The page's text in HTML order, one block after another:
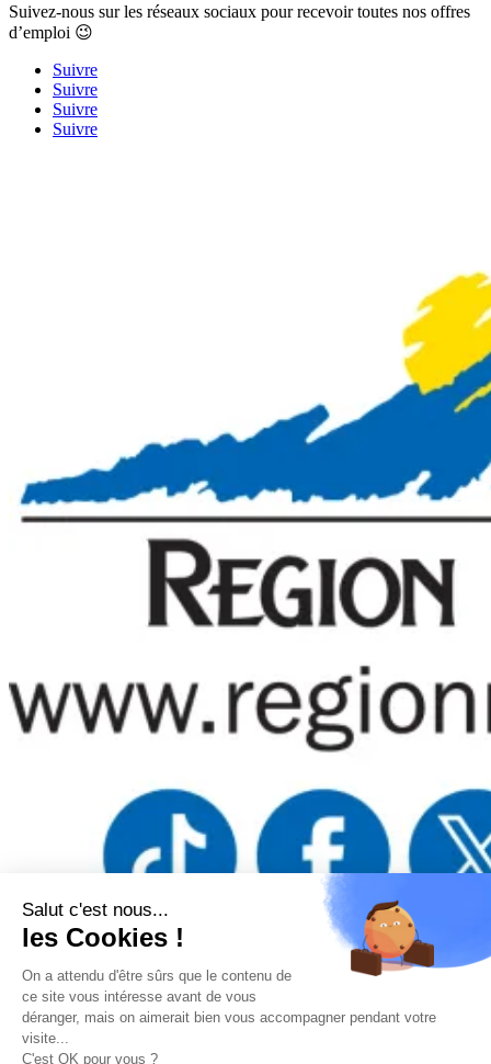
Suivez-nous sur les réseaux sociaux pour recevoir toutes nos offres
d’emploi 😉
Suivre
Suivre
Suivre
Suivre
Politique de confidentialité–Gestion des
cookies– Remboursements/ Retours–
Conditions générales
d’utilisation
“Ce site a été financé à l’aide du FEDER (REACT-UE) dans le
cadre de la réponse de l’Union européenne à la pandémie COVID-
Salut c'est nous...
les Cookies !
On a attendu d'être sûrs que le contenu de
ce site vous intéresse avant de vous
déranger, mais on aimerait bien vous accompagner pendant votre
visite...
C'est OK pour vous ?